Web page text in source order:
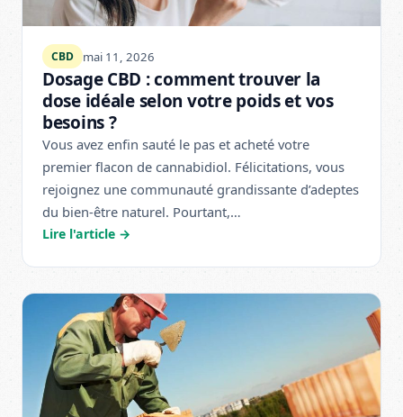
CBD mai 11, 2026
Dosage CBD : comment trouver la
dose idéale selon votre poids et vos
besoins ?
Vous avez enfin sauté le pas et acheté votre
premier flacon de cannabidiol. Félicitations, vous
rejoignez une communauté grandissante d’adeptes
du bien-être naturel. Pourtant,…
Lire l'article →